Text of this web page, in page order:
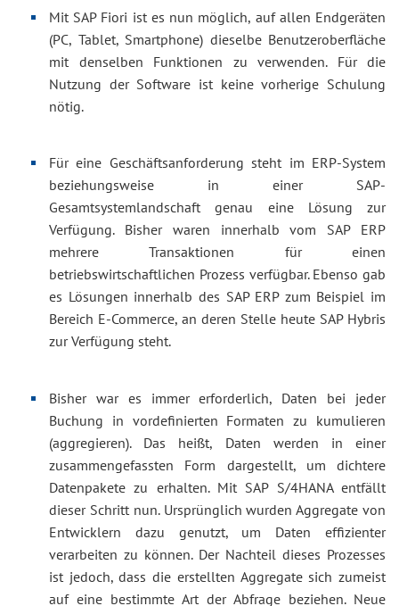
Mit SAP Fiori ist es nun möglich, auf allen Endgeräten
(PC, Tablet, Smartphone) dieselbe Benutzeroberfläche
mit denselben Funktionen zu verwenden. Für die
Nutzung der Software ist keine vorherige Schulung
nötig.
Für eine Geschäftsanforderung steht im ERP-System
beziehungsweise in einer SAP-
Gesamtsystemlandschaft genau eine Lösung zur
Verfügung. Bisher waren innerhalb vom SAP ERP
mehrere Transaktionen für einen
betriebswirtschaftlichen Prozess verfügbar. Ebenso gab
es Lösungen innerhalb des SAP ERP zum Beispiel im
Bereich E-Commerce, an deren Stelle heute SAP Hybris
zur Verfügung steht.
Bisher war es immer erforderlich, Daten bei jeder
Buchung in vordefinierten Formaten zu kumulieren
(aggregieren). Das heißt, Daten werden in einer
zusammengefassten Form dargestellt, um dichtere
Datenpakete zu erhalten. Mit SAP S/4HANA entfällt
dieser Schritt nun. Ursprünglich wurden Aggregate von
Entwicklern dazu genutzt, um Daten effizienter
verarbeiten zu können. Der Nachteil dieses Prozesses
ist jedoch, dass die erstellten Aggregate sich zumeist
auf eine bestimmte Art der Abfrage beziehen. Neue